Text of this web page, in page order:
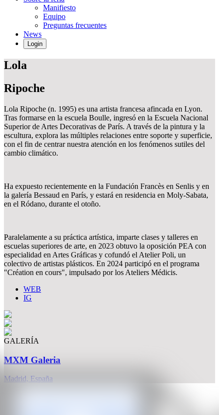
Manifiesto
Equipo
Preguntas frecuentes
News
Login
Lola
Ripoche
Lola Ripoche (n. 1995) es una artista francesa afincada en Lyon.
Tras formarse en la escuela Boulle, ingresó en la Escuela Nacional
Superior de Artes Decorativas de París. A través de la pintura y la
escultura, explora las múltiples relaciones entre soporte y superficie,
con el fin de centrar nuestra atención en los fenómenos sutiles del
cambio climático.
Ha expuesto recientemente en la Fundación Francès en Senlis y en
la galería Bessaud en París, y estará en residencia en Moly-Sabata,
en el Ródano, durante el otoño.
Paralelamente a su práctica artística, imparte clases y talleres en
escuelas superiores de arte, en 2023 obtuvo la oposición PEA con
especialidad en Artes Gráficas y cofundó el Atelier Poli, un
colectivo de artistas plásticos. En 2024 participó en el programa
"Création en cours", impulsado por los Ateliers Médicis.
WEB
IG
GALERÍA
MXM Galeria
Madrid, España